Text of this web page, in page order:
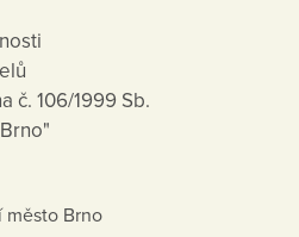
č. 106/1999 Sb.
město Brno